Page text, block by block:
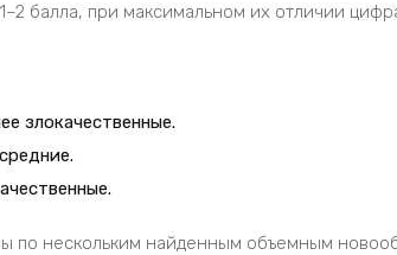
балла, при максимальном их отличии
злокачественные.
по нескольким найденным объемным